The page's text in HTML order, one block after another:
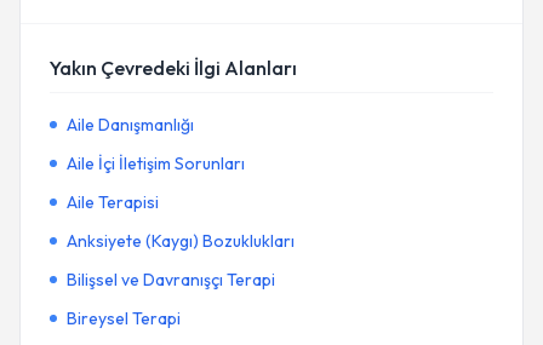
Yakın Çevredeki İlgi Alanları
Aile Danışmanlığı
Aile İçi İletişim Sorunları
Aile Terapisi
Anksiyete (Kaygı) Bozuklukları
Bilişsel ve Davranışçı Terapi
Bireysel Terapi